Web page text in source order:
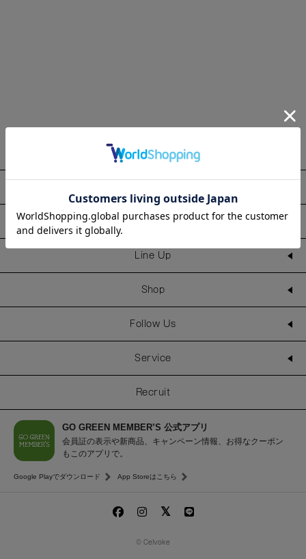
Information
Line Up
Shop
Follow Us
Service
Recruit
GO GREEN MEMBER’S 公式アプリ
会員証の表示や新商品、キャンペーン情報、お得なクーポン
もこのアプリで。
Google Playでダウンロード App Storeはこちら
© Celvoke